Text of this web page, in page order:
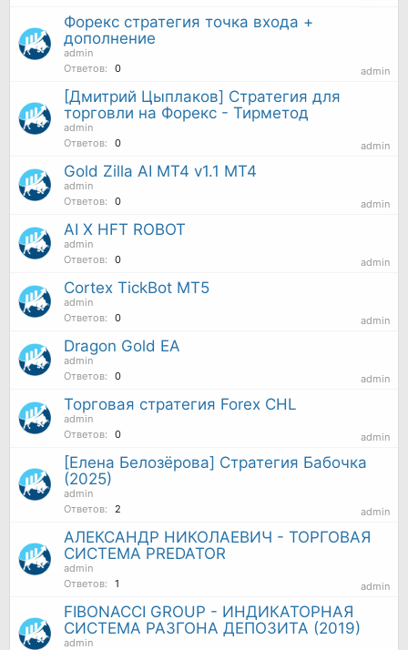
Форекс стратегия точка входа +
дополнение
admin
Ответов:
0 admin
[Дмитрий Цыплаков] Стратегия для
торговли на Форекс - Тирметод
admin
Ответов:
0 admin
Gold Zilla AI MT4 v1.1 MT4
admin
Ответов:
0 admin
AI X HFT ROBOT
admin
Ответов:
0 admin
Cortex TickBot MT5
admin
Ответов:
0 admin
Dragon Gold EA
admin
Ответов:
0 admin
Торговая стратегия Forex CHL
admin
Ответов:
0 admin
[Елена Белозёрова] Стратегия Бабочка
(2025)
admin
Ответов:
2 admin
АЛЕКСАНДР НИКОЛАЕВИЧ - ТОРГОВАЯ
СИСТЕМА PREDATOR
admin
Ответов:
1 admin
FIBONACCI GROUP - ИНДИКАТОРНАЯ
СИСТЕМА РАЗГОНА ДЕПОЗИТА (2019)
admin